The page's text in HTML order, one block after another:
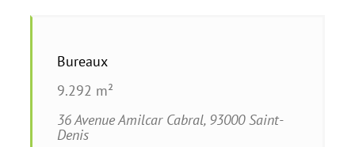
Bureaux
9.292 m²
36 Avenue Amilcar Cabral, 93000 Saint-
Denis